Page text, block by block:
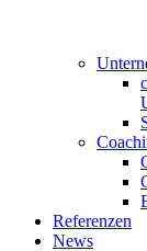
Referenzen
News